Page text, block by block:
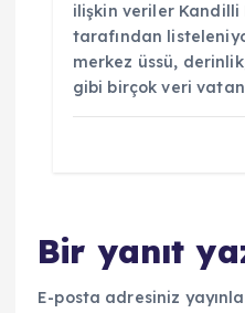
ilişkin veriler Kandilli
tarafından
merkez üssü,
gibi birçok veri
Bir yanıt
E-posta adresiniz